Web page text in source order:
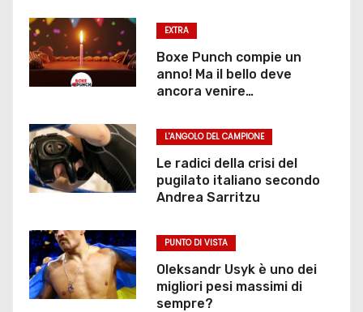
EXTRA
Boxe Punch compie un
anno! Ma il bello deve
ancora venire…
L'ANGOLO DEL CAMPIONE
Le radici della crisi del
pugilato italiano secondo
Andrea Sarritzu
PUNTO DI VISTA
Oleksandr Usyk è uno dei
migliori pesi massimi di
sempre?